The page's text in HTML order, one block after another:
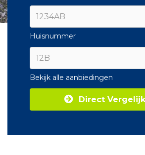
Huisnummer
Bekijk alle aanbiedingen
Direct